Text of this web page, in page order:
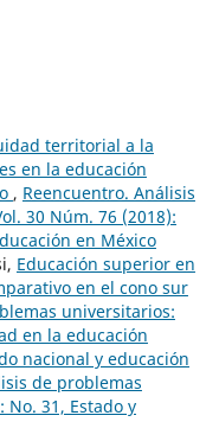
territorial a la
en la educación
, Reencuentro. Análisis
30 Núm. 76 (2018):
en México
Educación superior en
en el cono sur
universitarios:
en la educación
nacional y educación
de problemas
31, Estado y